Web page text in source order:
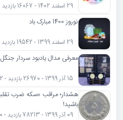
29 اسفند 1402 - 16067 بازدید
نوروز 1400 مبارک باد
29 اسفند 1399 - 19542 بازدید - 2 نظر
معرفی مدال یادبود سردار جنگل
15 آذر 1399 - 26970 بازدید - 2 نظر
باشید!
09 آذر 1399 - 78213 بازدید - 60 نظر